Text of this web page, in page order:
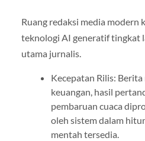
Ruang redaksi media modern
teknologi AI generatif tingkat
utama jurnalis.
Kecepatan Rilis:
keuangan, hasil
pembaruan cuaca
oleh sistem dalam
mentah tersedia.